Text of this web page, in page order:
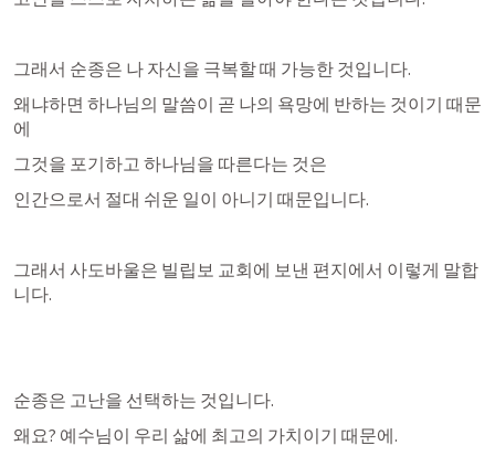
그래서 순종은 나 자신을 극복할 때 가능한 것입니다.
왜냐하면 하나님의 말씀이 곧 나의 욕망에 반하는 것이기 때문
에
그것을 포기하고 하나님을 따른다는 것은
인간으로서 절대 쉬운 일이 아니기 때문입니다.
그래서 사도바울은 빌립보 교회에 보낸 편지에서 이렇게 말합
니다.
순종은 고난을 선택하는 것입니다.
왜요? 예수님이 우리 삶에 최고의 가치이기 때문에.